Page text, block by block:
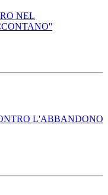
NEL
L'ABBANDONO